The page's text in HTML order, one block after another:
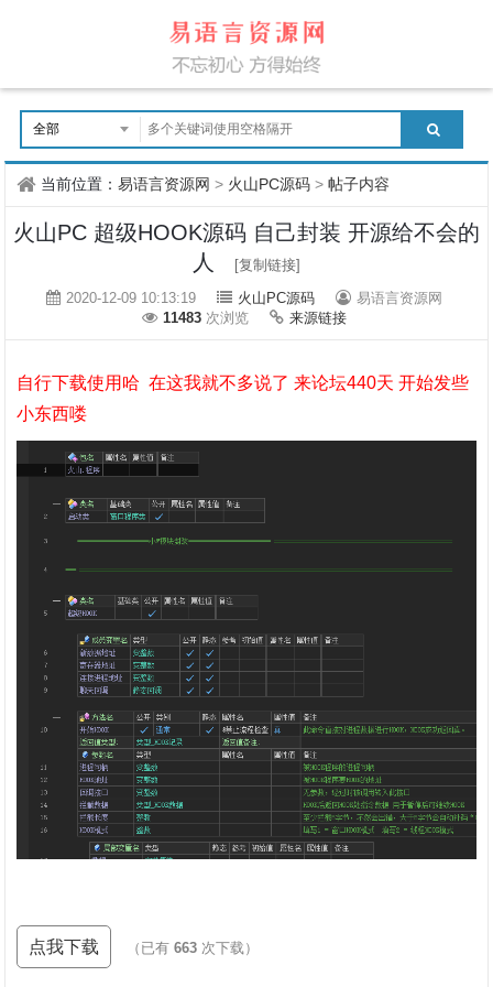
当前位置：易语言资源网 > 火山PC源码 >帖子内容
火山PC 超级HOOK源码 自己封装 开源给不会的
人
[复制链接]
2020-12-09 10:13:19
火山PC源码
易语言资源网
11483 次浏览 来源链接
自行下载使用哈 在这我就不多说了 来论坛440天 开始发些
小东西喽
点我下载 （已有663 次下载）